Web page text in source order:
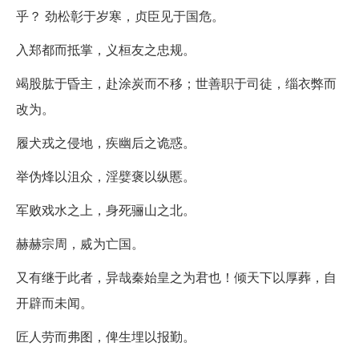
乎？ 劲松彰于岁寒，贞臣见于国危。
入郑都而抵掌，义桓友之忠规。
竭股肱于昏主，赴涂炭而不移；世善职于司徒，缁衣弊而
改为。
履犬戎之侵地，疾幽后之诡惑。
举伪烽以沮众，淫嬖褒以纵慝。
军败戏水之上，身死骊山之北。
赫赫宗周，烕为亡国。
又有继于此者，异哉秦始皇之为君也！倾天下以厚葬，自
开辟而未闻。
匠人劳而弗图，俾生埋以报勤。